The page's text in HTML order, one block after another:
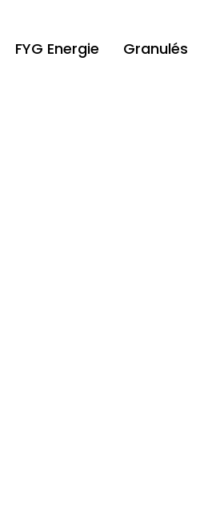
FYG Energie Granulés